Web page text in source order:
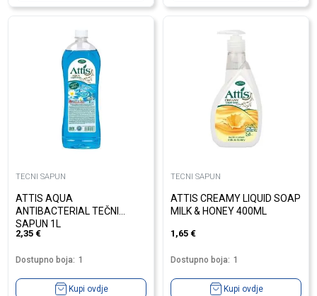
TECNI SAPUN
ATTIS AQUA
ANTIBACTERIAL TEČNI
SAPUN 1L
2,35 €
Dostupno boja: 1
Kupi ovdje
TECNI SAPUN
ATTIS CREAMY LIQUID SOAP
MILK & HONEY 400ML
1,65 €
Dostupno boja: 1
Kupi ovdje